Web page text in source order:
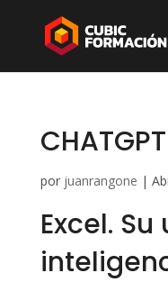
por juanrangone |
Excel.